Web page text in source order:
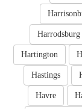
Harrodsburg
Hartington
Hastings
Havre